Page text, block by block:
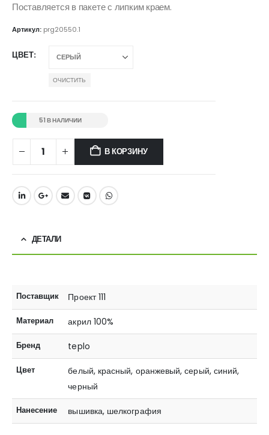
Поставляется в пакете с липким краем.
Артикул: prg20550.1
ЦВЕТ
ОЧИСТИТЬ
51 В НАЛИЧИИ
В КОРЗИНУ
ДЕТАЛИ
Поставщик Проект 111
Материал акрил 100%
Бренд teplo
Цвет
белый, красный, оранжевый, серый, синий,
черный
Нанесение вышивка, шелкография